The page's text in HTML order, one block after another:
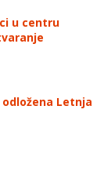
u centru
Letnja